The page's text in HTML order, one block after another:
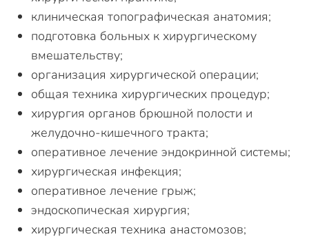
клиническая топографическая анатомия;
подготовка больных к хирургическому
вмешательству;
организация хирургической операции;
общая техника хирургических процедур;
хирургия органов брюшной полости и
желудочно-кишечного тракта;
оперативное лечение эндокринной системы;
хирургическая инфекция;
оперативное лечение грыж;
эндоскопическая хирургия;
хирургическая техника анастомозов;